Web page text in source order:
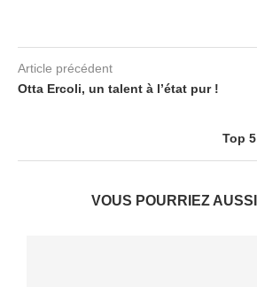
Article précédent
Otta Ercoli, un talent à l’état pur !
Top
VOUS POURRIEZ